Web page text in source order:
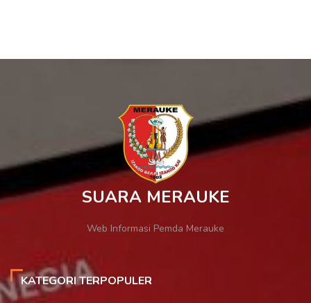
SUARA MERAUKE
Web Informasi Pemda Merauke
KATEGORI TERPOPULER